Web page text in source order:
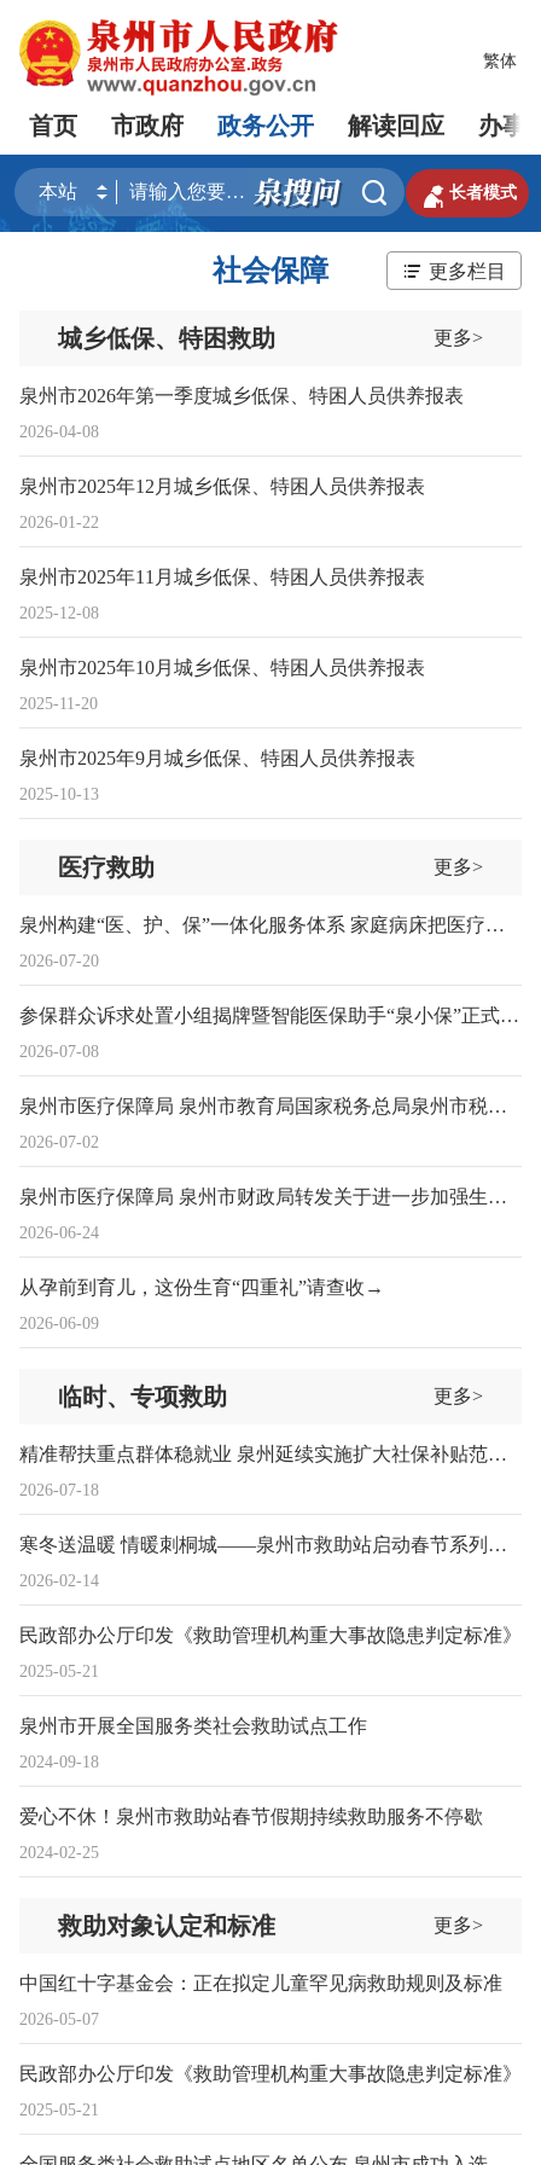
繁体
首页 市政府 政务公开 解读回应 办事
  长者模式
社会保障 更多栏目
城乡低保、特困救助 更多>
2026-04-08
泉州市2026年第一季度城乡低保、特困人员供养报表
2026-01-22
泉州市2025年12月城乡低保、特困人员供养报表
2025-12-08
泉州市2025年11月城乡低保、特困人员供养报表
2025-11-20
泉州市2025年10月城乡低保、特困人员供养报表
2025-10-13
泉州市2025年9月城乡低保、特困人员供养报表
医疗救助 更多>
2026-07-20
泉州构建“医、护、保”一体化服务体系 家庭病床把医疗保障送到群众床头
2026-07-08
参保群众诉求处置小组揭牌暨智能医保助手“泉小保”正式上线
2026-07-02
泉州市医疗保障局 泉州市教育局国家税务总局泉州市税务局关于做好我市大学生参加城乡居民基本医保工作的通知
2026-06-24
泉州市医疗保障局 泉州市财政局转发关于进一步加强生育医疗费用保障等工作的通知
2026-06-09
从孕前到育儿，这份生育“四重礼”请查收→
临时、专项救助 更多>
2026-07-18
精准帮扶重点群体稳就业 泉州延续实施扩大社保补贴范围政策
2026-02-14
寒冬送温暖 情暖刺桐城——泉州市救助站启动春节系列救助行动
2025-05-21
民政部办公厅印发《救助管理机构重大事故隐患判定标准》
2024-09-18
泉州市开展全国服务类社会救助试点工作
2024-02-25
爱心不休！泉州市救助站春节假期持续救助服务不停歇
救助对象认定和标准 更多>
2026-05-07
中国红十字基金会：正在拟定儿童罕见病救助规则及标准
2025-05-21
民政部办公厅印发《救助管理机构重大事故隐患判定标准》